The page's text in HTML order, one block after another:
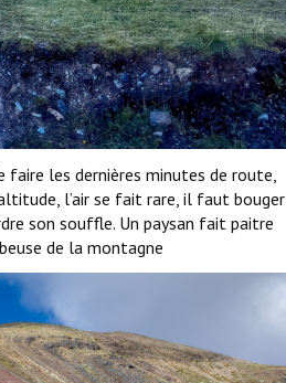
faire les dernières minutes de route,
l’air se fait rare, il faut bouger
son souffle. Un paysan fait paitre
de la montagne